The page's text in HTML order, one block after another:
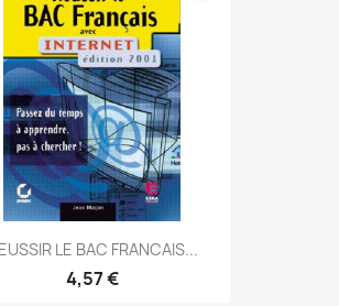
LE BAC FRANCAIS...
4,57 €